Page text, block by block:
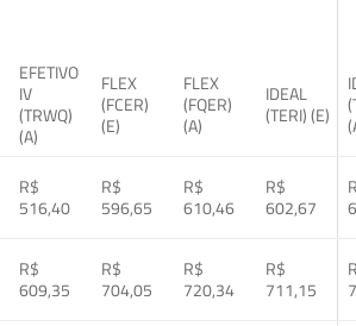
EFETIVO
IV
(TRWQ)
(A)
FLEX
(FCER)
(E)
FLEX
(FQER)
(A)
IDEAL
(TERI) (E)
R$
516,40
R$
596,65
R$
610,46
R$
602,67
R$
609,35
R$
704,05
R$
720,34
R$
711,15